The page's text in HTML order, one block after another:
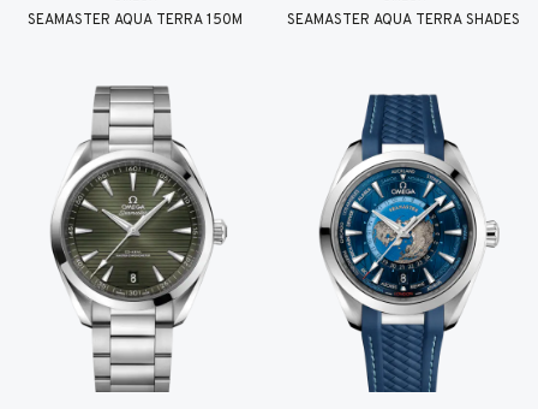
SEAMASTER AQUA TERRA 150M SEAMASTER AQUA TERRA SHADES